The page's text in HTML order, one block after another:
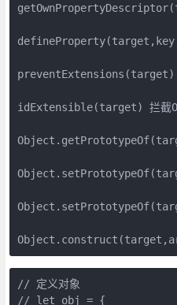
preventExtensions(target)
idExtensible(target) 拦截
// 定义对象
// let obj = {